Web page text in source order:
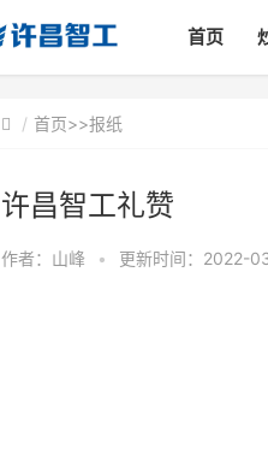
首页
首页>>报纸
许昌智工礼赞
作者：山峰 • 更新时间：2022-